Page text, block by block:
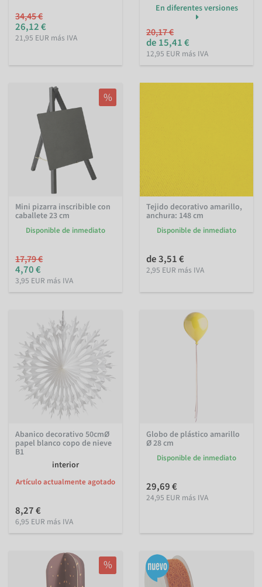
34,45 €
26,12 €
21,95 EUR más IVA
En diferentes versiones
20,17 €
de 15,41 €
12,95 EUR más IVA
%
Mini pizarra inscribible con
caballete 23 cm
Disponible de inmediato
17,79 €
4,70 €
3,95 EUR más IVA
Tejido decorativo amarillo,
anchura: 148 cm
Disponible de inmediato
de 3,51 €
2,95 EUR más IVA
Abanico decorativo 50cmØ
papel blanco copo de nieve
B1
interior
Artículo actualmente agotado
8,27 €
6,95 EUR más IVA
Globo de plástico amarillo
Ø 28 cm
Disponible de inmediato
29,69 €
24,95 EUR más IVA
%